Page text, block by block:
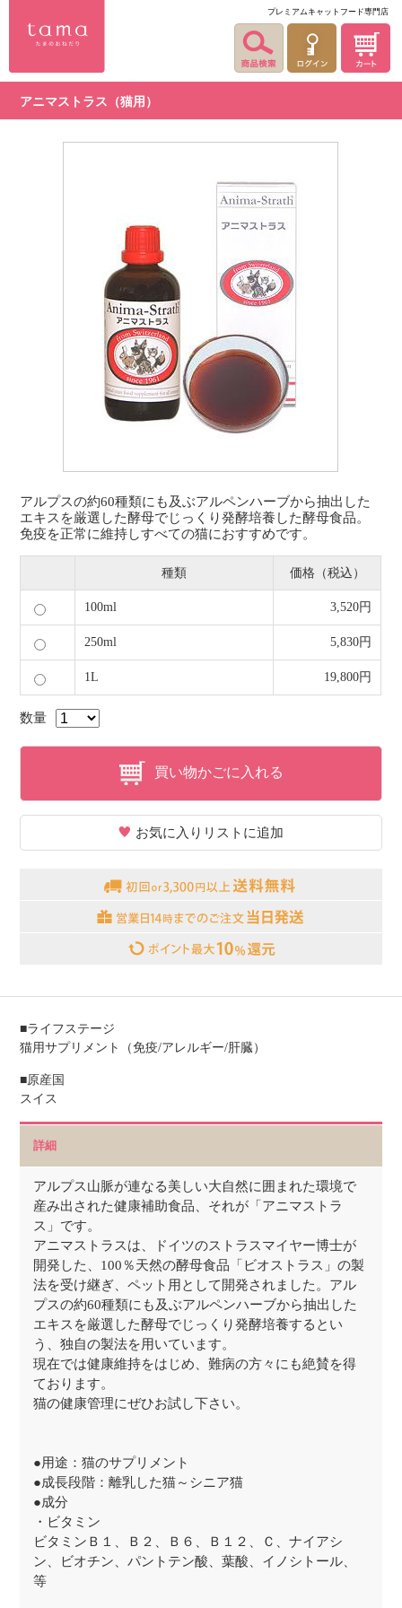
プレミアムキャットフード専門店
アニマストラス（猫用）
アルプスの約60種類にも及ぶアルペンハーブから抽出した
エキスを厳選した酵母でじっくり発酵培養した酵母食品。
免疫を正常に維持しすべての猫におすすめです。
種類 価格（税込）
100ml 3,520円
250ml 5,830円
1L 19,800円
数量
買い物かごに入れる
お気に入りリストに追加
■ライフステージ
猫用サプリメント（免疫/アレルギー/肝臓）
■原産国
スイス
詳細
アルプス山脈が連なる美しい大自然に囲まれた環境で
産み出された健康補助食品、それが「アニマストラ
ス」です。
アニマストラスは、ドイツのストラスマイヤー博士が
開発した、100％天然の酵母食品「ビオストラス」の製
法を受け継ぎ、ペット用として開発されました。アル
プスの約60種類にも及ぶアルペンハーブから抽出した
エキスを厳選した酵母でじっくり発酵培養するとい
う、独自の製法を用いています。
現在では健康維持をはじめ、難病の方々にも絶賛を得
ております。
猫の健康管理にぜひお試し下さい。
●用途：猫のサプリメント
●成長段階：離乳した猫～シニア猫
●成分
・ビタミン
ビタミンＢ１、Ｂ２、Ｂ６、Ｂ１２、Ｃ、ナイアシ
ン、ビオチン、パントテン酸、葉酸、イノシトール、
等